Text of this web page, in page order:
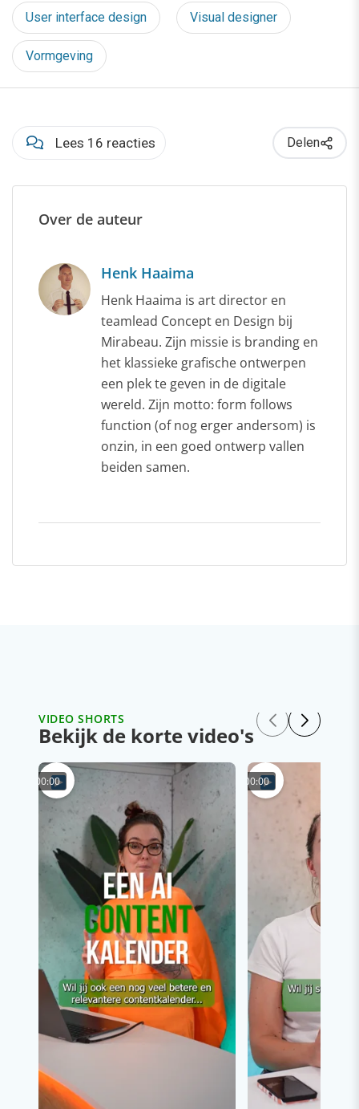
User interface design Visual designer
Vormgeving
Lees 16 reacties Delen
Over de auteur
Henk Haaima
Henk Haaima is art director en
teamlead Concept en Design bij
Mirabeau. Zijn missie is branding en
het klassieke grafische ontwerpen
een plek te geven in de digitale
wereld. Zijn motto: form follows
function (of nog erger andersom) is
onzin, in een goed ontwerp vallen
beiden samen.
VIDEO SHORTS
Bekijk de korte video's
00:00 00:00